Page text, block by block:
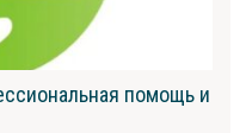
помощь и